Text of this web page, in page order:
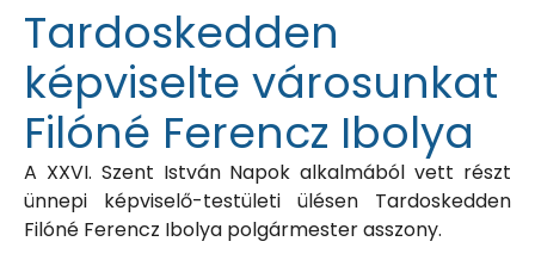
Tardoskedden
képviselte városunkat
Filóné Ferencz Ibolya
A XXVI. Szent István Napok alkalmából vett részt
ünnepi képviselő-testületi ülésen Tardoskedden
Filóné Ferencz Ibolya polgármester asszony.